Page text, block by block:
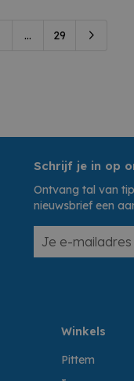
... 29
Schrijf je in op
Ontvang tal van
nieuwsbrief een
Winkels
Pittem